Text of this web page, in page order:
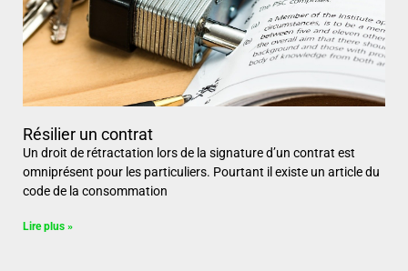
Résilier un contrat
Un droit de rétractation lors de la signature d’un contrat est
omniprésent pour les particuliers. Pourtant il existe un article du
code de la consommation
Lire plus »